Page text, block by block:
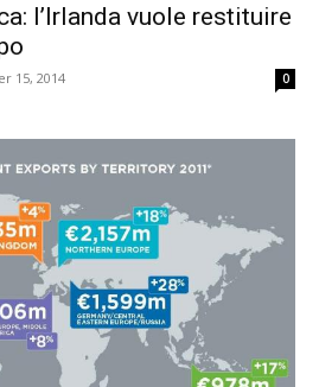
l’Irlanda vuole restituire
15, 2014 0